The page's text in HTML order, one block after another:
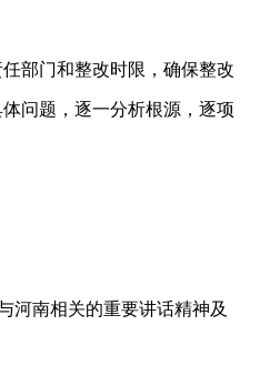
部门和整改时限，确保整改
问题，逐一分析根源，逐项
河南相关的重要讲话精神及